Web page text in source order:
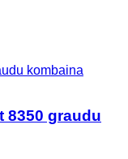
kombaina
8350 graudu